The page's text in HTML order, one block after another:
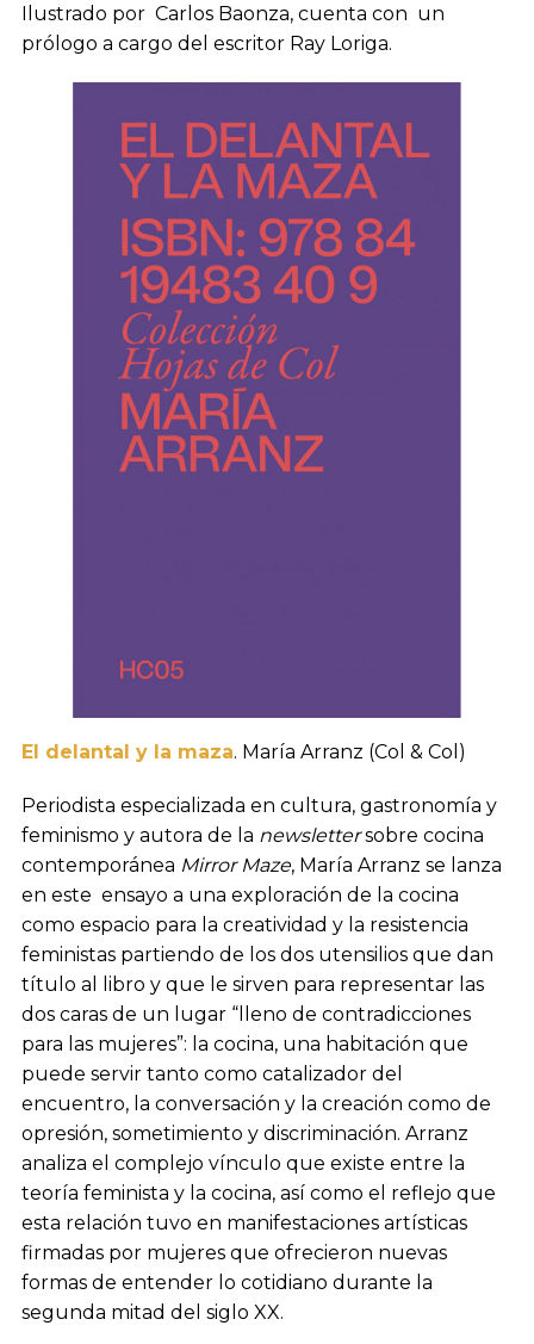
Ilustrado por Carlos Baonza, cuenta con un
prólogo a cargo del escritor Ray Loriga.
El delantal y la maza. María Arranz (Col & Col)
Periodista especializada en cultura, gastronomía y
feminismo y autora de la newslettersobre cocina
contemporánea Mirror Maze, María Arranz se lanza
en este ensayo a una exploración de la cocina
como espacio para la creatividad y la resistencia
feministas partiendo de los dos utensilios que dan
título al libro y que le sirven para representar las
dos caras de un lugar “lleno de contradicciones
para las mujeres”: la cocina, una habitación que
puede servir tanto como catalizador del
encuentro, la conversación y la creación como de
opresión, sometimiento y discriminación. Arranz
analiza el complejo vínculo que existe entre la
teoría feminista y la cocina, así como el reflejo que
esta relación tuvo en manifestaciones artísticas
firmadas por mujeres que ofrecieron nuevas
formas de entender lo cotidiano durante la
segunda mitad del siglo XX.